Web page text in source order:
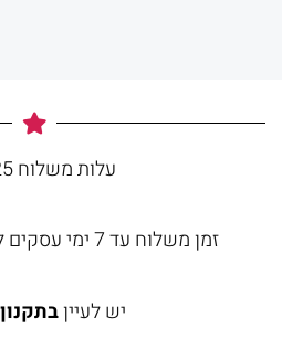
עלות משלוח 25 ש"ח
זמן משלוח עד 7 ימי עסקים לא כולל יום ההזמנה
יש לעיין